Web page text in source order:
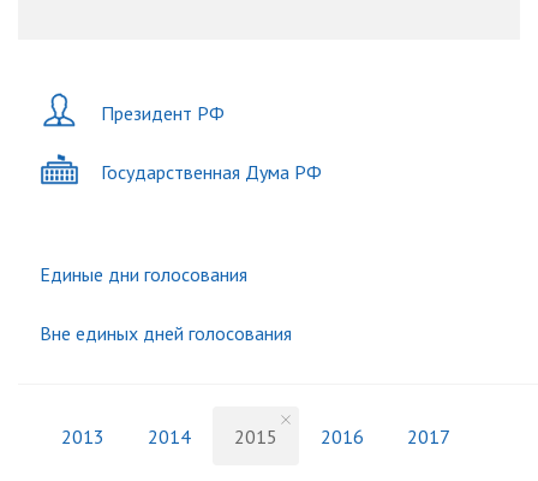
Президент РФ
Государственная Дума РФ
Единые дни голосования
Вне единых дней голосования
2013 2014 2015 2016 2017